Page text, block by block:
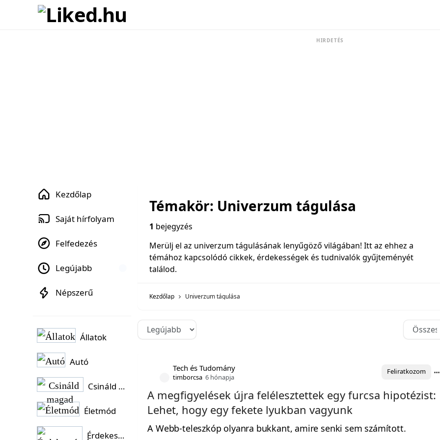
HIRDETÉS
Témakör: Univerzum tágulása
1 bejegyzés
Merülj el az univerzum tágulásának lenyűgöző világában! Itt az ehhez a
témához kapcsolódó cikkek, érdekességek és tudnivalók gyűjteményét
találod.
Kezdőlap Univerzum tágulása
Tech és Tudomány
timborcsa 6 hónapja
Feliratkozom
A megfigyelések újra felélesztettek egy furcsa hipotézist:
Lehet, hogy egy fekete lyukban vagyunk
A Webb-teleszkóp olyanra bukkant, amire senki sem számított.
Kezdőlap
Saját hírfolyam
Felfedezés
Legújabb
Népszerű
Állatok
Autó
Csináld magad
Életmód
Érdekességek